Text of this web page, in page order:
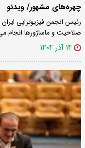
چهره‌های مشهور/ ویدئو
رئیس انجمن فیزیوتراپی
صلاحیت و ماساژورها
۱۴ آذر ۱۴۰۴